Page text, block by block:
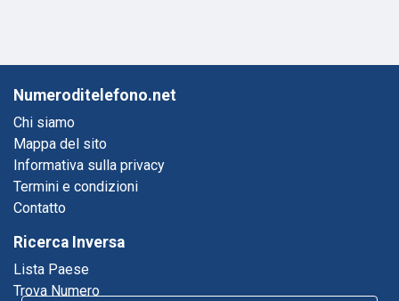
Numeroditelefono.net
Chi siamo
Mappa del sito
Informativa sulla privacy
Termini e condizioni
Contatto
Ricerca Inversa
Lista Paese
Trova Numero